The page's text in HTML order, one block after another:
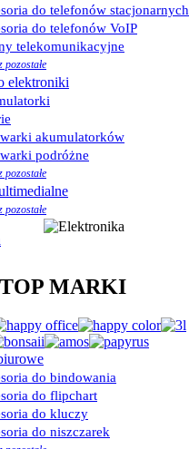
do telefonów stacjonarnych
do telefonów VoIP
telekomunikacyjne
pozostałe
elektroniki
akumulatorków
podróżne
pozostałe
pozostałe
TOP MARKI
do bindowania
do flipchart
do kluczy
do niszczarek